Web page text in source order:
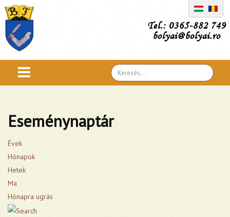
Tel.: 0365-882 749
bolyai@bolyai.ro
Search
...
Eseménynaptár
Évek
Hónapok
Hetek
Ma
Hónapra ugrás